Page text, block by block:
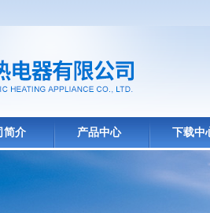
简介 产品中心 下载中